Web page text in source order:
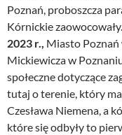
Poznań, proboszcza
Kórnickie
2023 r., Miasto
Mickiewicza w
społeczne dotyczące
tutaj o terenie, który
Czesława Niemena, a
które się odbyły to